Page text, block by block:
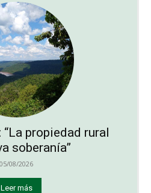
propiedad rural
soberanía”
05/08/2026
Leer más